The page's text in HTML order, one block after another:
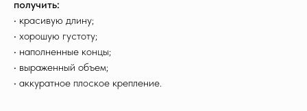
получить:
• красивую длину;
• хорошую густоту;
• наполненные концы;
• выраженный объем;
• аккуратное плоское крепление.